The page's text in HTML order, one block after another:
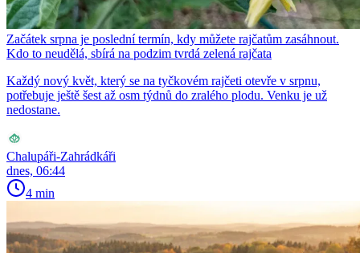
Začátek srpna je poslední termín, kdy můžete rajčatům zasáhnout.
Kdo to neudělá, sbírá na podzim tvrdá zelená rajčata
Každý nový květ, který se na tyčkovém rajčeti otevře v srpnu,
potřebuje ještě šest až osm týdnů do zralého plodu. Venku je už
nedostane.
Chalupáři-Zahrádkáři
dnes, 06:44
4 min